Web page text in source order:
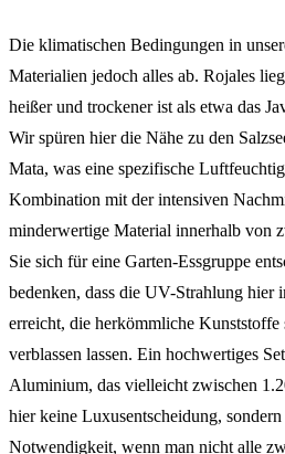
Die klimatischen Bedingungen in
Materialien jedoch alles ab. Rojales
heißer und trockener ist als etwa das
Wir spüren hier die Nähe zu den
Mata, was eine spezifische
Kombination mit der intensiven
minderwertige Material innerhalb von
Sie sich für eine Garten-Essgruppe
bedenken, dass die UV-Strahlung hier
erreicht, die herkömmliche Kunststoffe
verblassen lassen. Ein hochwertiges
Aluminium, das vielleicht zwischen
hier keine Luxusentscheidung,
Notwendigkeit, wenn man nicht alle